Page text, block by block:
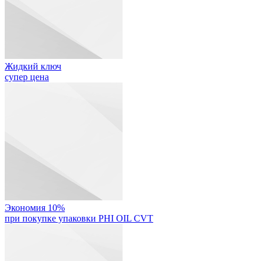
Жидкий ключ
супер цена
Экономия 10%
при покупке упаковки PHI OIL CVT